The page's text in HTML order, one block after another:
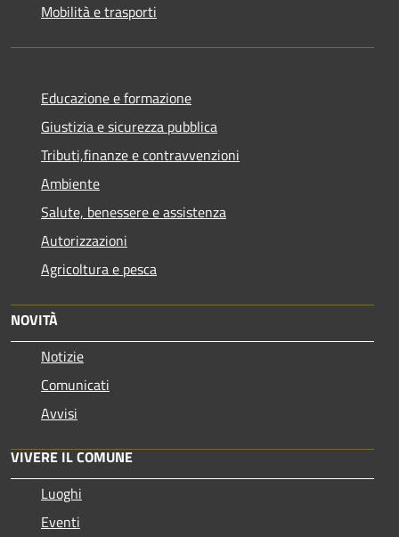
Mobilità e trasporti
Educazione e formazione
Giustizia e sicurezza pubblica
Tributi,finanze e contravvenzioni
Ambiente
Salute, benessere e assistenza
Autorizzazioni
Agricoltura e pesca
NOVITÀ
Notizie
Comunicati
Avvisi
VIVERE IL COMUNE
Luoghi
Eventi